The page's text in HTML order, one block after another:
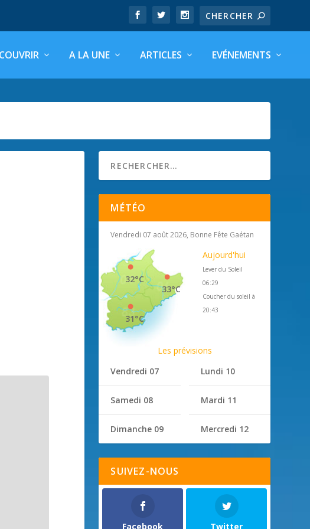
A LA UNE ARTICLES EVÉNEMENTS
MÉTÉO
Vendredi 07 août 2026, Bonne Fête Gaétan
33°C
32°C
31°C
Aujourd'hui
Lever du Soleil
06:29
Coucher du soleil à
20:43
Les prévisions
Vendredi 07
Samedi 08
Dimanche 09
Lundi 10
Mardi 11
Mercredi 12
SUIVEZ-NOUS
Facebook Twitter